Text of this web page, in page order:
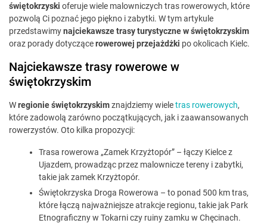
świętokrzyski oferuje wiele malowniczych tras rowerowych, które
pozwolą Ci poznać jego piękno i zabytki. W tym artykule
przedstawimynajciekawsze trasy turystyczne w świętokrzyskim
oraz porady dotyczącerowerowej przejażdżki po okolicach Kielc.
Najciekawsze trasy rowerowe w
świętokrzyskim
Wregionie świętokrzyskimznajdziemy wieletras rowerowych,
które zadowolą zarówno początkujących, jak i zaawansowanych
rowerzystów. Oto kilka propozycji:
Trasa rowerowa „Zamek Krzyżtopór” – łączy Kielce z
Ujazdem, prowadząc przez malownicze tereny i zabytki,
takie jak zamek Krzyżtopór.
Świętokrzyska Droga Rowerowa – to ponad 500 km tras,
które łączą najważniejsze atrakcje regionu, takie jak Park
Etnograficzny w Tokarni czy ruiny zamku w Chęcinach.